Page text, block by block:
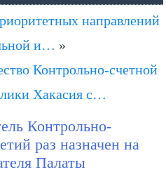
направлений
и… »
Контрольно-счетной
Хакасия с…
Контрольно-
раз назначен на
Палаты